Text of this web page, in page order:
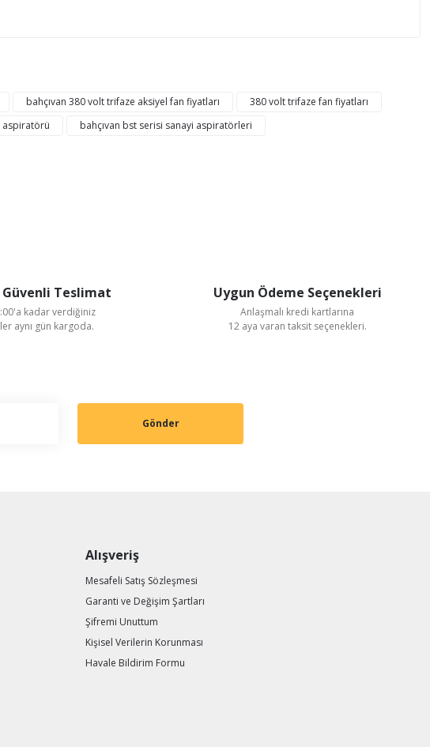
bahçıvan 380 volt trifaze aksiyel fan fiyatları
380 volt trifaze fan fiyatları
aspiratörü bahçıvan bst serisi sanayi aspiratörleri
Güvenli Teslimat
kadar verdiğiniz
aynı gün kargoda.
Uygun Ödeme Seçenekleri
Anlaşmalı kredi kartlarına
12 aya varan taksit seçenekleri.
Gönder
Alışveriş
Mesafeli Satış Sözleşmesi
Garanti ve Değişim Şartları
Şifremi Unuttum
Kişisel Verilerin Korunması
Havale Bildirim Formu